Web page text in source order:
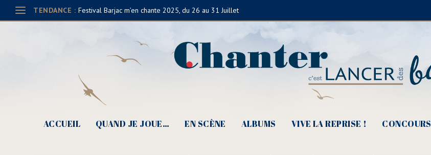
TENDANCE : Festival Barjac m’en chante 2025, du 26 au 31 Juillet
ACCUEIL QUAND JE JOUE… EN SCÈNE ALBUMS VIVE LA REPRISE ! CONCOURS
L’Affaire Capucine, le goût du bonheur